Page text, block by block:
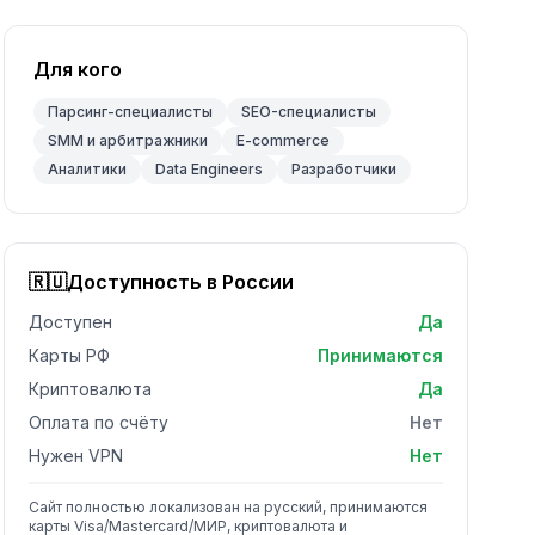
Для кого
Парсинг-специалисты
SEO-специалисты
SMM и арбитражники
E-commerce
Аналитики
Data Engineers Разработчики
🇷🇺Доступность в России
Доступен
Да
Карты РФ
Принимаются
Криптовалюта
Да
Оплата по счёту
Нет
Нужен VPN
Нет
Сайт полностью локализован на русский, принимаются
карты Visa/Mastercard/МИР, криптовалюта и